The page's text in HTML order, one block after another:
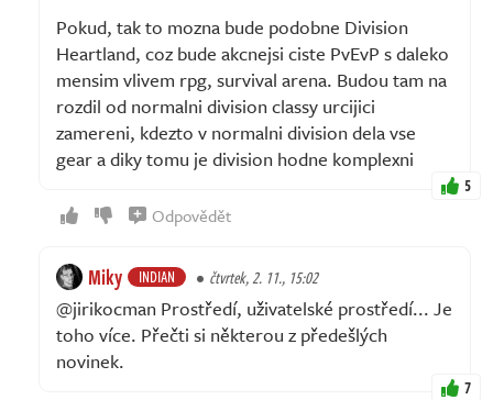
Pokud, tak to mozna bude podobne Division
Heartland, coz bude akcnejsi ciste PvEvP s daleko
mensim vlivem rpg, survival arena. Budou tam na
rozdil od normalni division classy urcijici
zamereni, kdezto v normalni division dela vse
gear a diky tomu je division hodne komplexni
5
Odpovědět
Miky INDIAN čtvrtek, 2. 11., 15:02
@jirikocman Prostředí, uživatelské prostředí... Je
toho více. Přečti si některou z předešlých
novinek.
7